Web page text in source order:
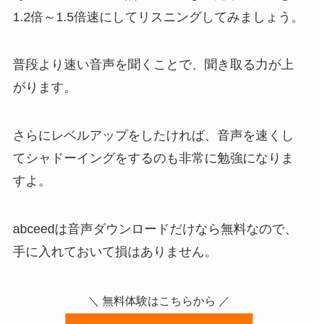
1.2倍～1.5倍速にしてリスニングしてみましょう。
普段より速い音声を聞くことで、聞き取る力が上
がります。
さらにレベルアップをしたければ、音声を速くし
てシャドーイングをするのも非常に勉強になりま
すよ。
abceedは音声ダウンロードだけなら無料なので、
手に入れておいて損はありません。
＼ 無料体験はこちらから ／